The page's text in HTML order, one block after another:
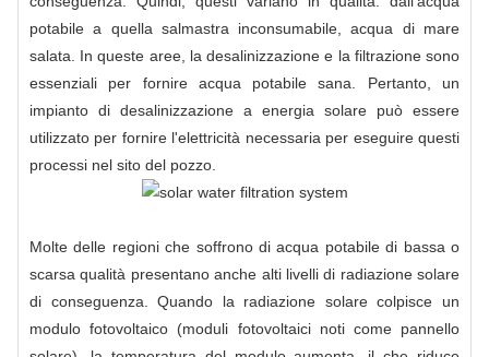
potabile a quella salmastra inconsumabile, acqua di mare
salata. In queste aree, la desalinizzazione e la filtrazione sono
essenziali per fornire acqua potabile sana. Pertanto, un
impianto di desalinizzazione a energia solare può essere
utilizzato per fornire l'elettricità necessaria per eseguire questi
processi nel sito del pozzo.
Molte delle regioni che soffrono di acqua potabile di bassa o
scarsa qualità presentano anche alti livelli di radiazione solare
di conseguenza. Quando la radiazione solare colpisce un
modulo fotovoltaico (moduli fotovoltaici noti come pannello